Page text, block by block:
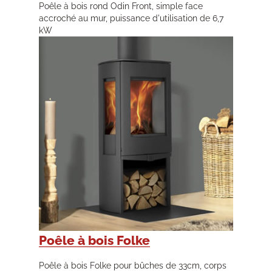
Poêle à bois rond Odin Front, simple face
accroché au mur, puissance d'utilisation de 6,7
kW
Poêle à bois Folke
Poêle à bois Folke pour bûches de 33cm, corps